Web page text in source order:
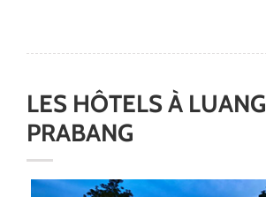
LES HÔTELSÀ LUANG
PRABANG